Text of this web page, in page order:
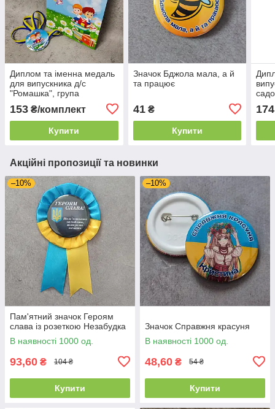
Диплом та іменна медаль
для випускника д/с
"Ромашка", група
153 ₴/комплект
Купити
Значок Бджола мала, а й
та працює
41₴
Купити
174
Акційні пропозиції та новинки
–10%
Пам'ятний значок Героям
слава із розеткою Незабудка
В наявності 1000 од.
93,60 ₴ 104 ₴
Купити
–10%
Значок Справжня красуня
В наявності 1000 од.
48,60 ₴ 54 ₴
Купити